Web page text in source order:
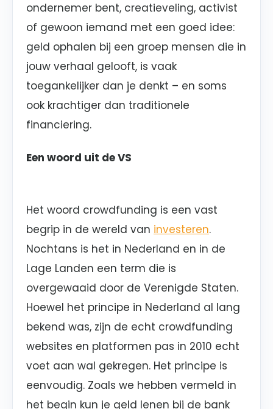
ondernemer bent, creatieveling, activist
of gewoon iemand met een goed idee:
geld ophalen bij een groep mensen die in
jouw verhaal gelooft, is vaak
toegankelijker dan je denkt – en soms
ook krachtiger dan traditionele
financiering.
Een woord uit de VS
Het woord crowdfunding is een vast
begrip in de wereld van investeren.
Nochtans is het in Nederland en in de
Lage Landen een term die is
overgewaaid door de Verenigde Staten.
Hoewel het principe in Nederland al lang
bekend was, zijn de echt crowdfunding
websites en platformen pas in 2010 echt
voet aan wal gekregen. Het principe is
eenvoudig. Zoals we hebben vermeld in
het begin kun je geld lenen bij de bank